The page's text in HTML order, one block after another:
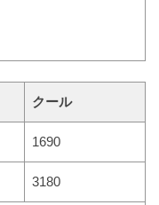
クール
1690
3180